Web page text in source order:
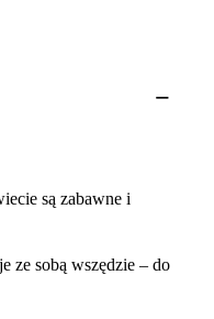
są zabawne i
ze sobą wszędzie – do